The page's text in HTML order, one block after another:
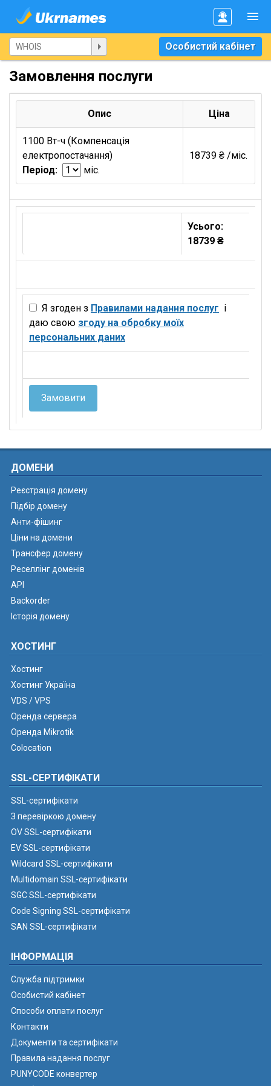
Особистий кабінет
Замовлення послуги
Опис Ціна
1100 Вт-ч (Компенсація
електропостачання)
Період:
міс.
18739 ₴ /міс.
Усього:
18739 ₴
Я згоден з Правилами надання послуг і
даю свою згоду на обробку моїх
персональних даних
Замовити
ДОМЕНИ
Реєстрація домену
Підбір домену
Анти-фішинг
Ціни на домени
Трансфер домену
Реселлінг доменів
API
Backorder
Історія домену
ХОСТИНГ
Хостинг
Хостинг Україна
VDS / VPS
Оренда сервера
Оренда Mikrotik
Colocation
SSL-СЕРТИФІКАТИ
SSL-сертифікати
З перевіркою домену
OV SSL-сертифікати
EV SSL-сертифікати
Wildcard SSL-сертифікати
Multidomain SSL-сертифікати
SGC SSL-сертифікати
Code Signing SSL-сертифікати
SAN SSL-сертифікати
ІНФОРМАЦІЯ
Служба підтримки
Особистий кабінет
Способи оплати послуг
Контакти
Документи та сертифікати
Правила надання послуг
PUNYCODE конвертер